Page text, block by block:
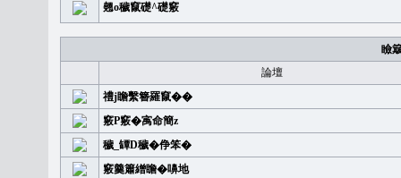
翹o穢竄礎^礎竅
瞼
論壇
禮j瞻繫簪羅竄��
竅P竅�㝢命簡z
穢_罈D穢�鿇笨�
竅羹簫繒瞻�嚊地